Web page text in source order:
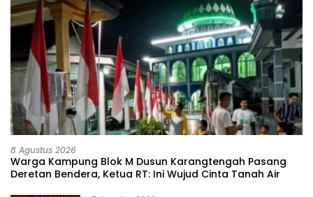
8 Agustus 2026
‎Warga Kampung Blok M Dusun Karangtengah Pasang
Deretan Bendera, Ketua RT: Ini Wujud Cinta Tanah Air